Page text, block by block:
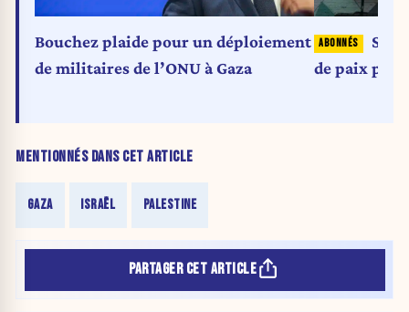
MENTIONNÉS DANS CET ARTICLE
GAZA ISRAËL PALESTINE
Bouchez plaide pour un déploiement
de militaires de l’ONU à Gaza
de paix
PARTAGER CET ARTICLE